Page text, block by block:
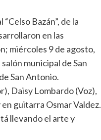
Bazán”, de la
en las
miércoles 9 de agosto,
municipal de San
San Antonio.
Daisy Lombardo (Voz),
guitarra Osmar Valdez.
llevando el arte y